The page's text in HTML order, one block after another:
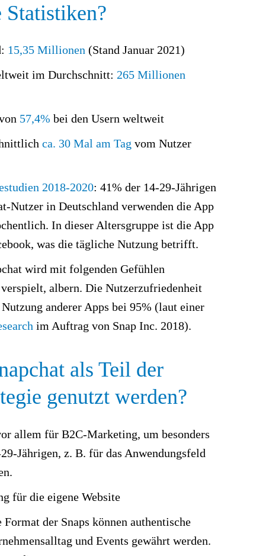
Statistiken?
15,35 Millionen (Stand Januar 2021)
im Durchschnitt: 265 Millionen
57,4% bei den Usern weltweit
ca. 30 Mal am Tag vom Nutzer
2018-2020: 41% der 14-29-Jährigen
Nutzer in Deutschland verwenden die App
In dieser Altersgruppe ist die App
was die tägliche Nutzung betrifft.
wird mit folgenden Gefühlen
albern. Die Nutzerzufriedenheit
anderer Apps bei 95% (laut einer
im Auftrag von Snap Inc. 2018).
als Teil der
genutzt werden?
allem für B2C-Marketing, um besonders
Jährigen, z. B. für das Anwendungsfeld
für die eigene Website
der Snaps können authentische
und Events gewährt werden.